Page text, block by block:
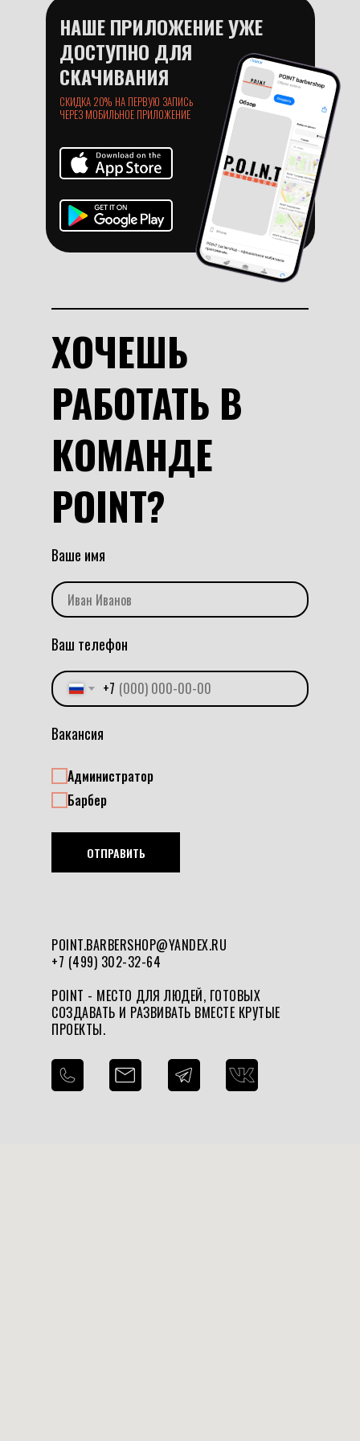
НАШЕ ПРИЛОЖЕНИЕ УЖЕ
ДОСТУПНО ДЛЯ
СКАЧИВАНИЯ
СКИДКА 20% НА ПЕРВУЮ ЗАПИСь
ЧЕРЕЗ МОБИЛЬНОЕ ПРИЛОЖЕНИЕ
ХОЧЕШЬ
РАБОТАТЬ В
КОМАНДЕ
POINT?
Ваше имя
Иван Иванов
Ваш телефон
+7
Вакансия
Администратор
Барбер
ОТПРАВИТЬ
POINT.BARBERSHOP@YANDEX.RU
+7 (499) 302-32-64
POINT - МЕСТО ДЛЯ ЛЮДЕЙ, ГОТОВЫХ
СОЗДАВАТЬ И РАЗВИВАТЬ ВМЕСТЕ КРУТЫЕ
ПРОЕКТЫ.